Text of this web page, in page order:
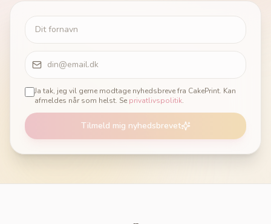
Ja tak, jeg vil gerne modtage nyhedsbreve fra CakePrint. Kan
afmeldes når som helst. Se privatlivspolitik.
Tilmeld mig nyhedsbrevet